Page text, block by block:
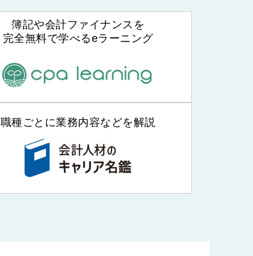
簿記や会計ファイナンスを
完全無料で学べるeラーニング
職種ごとに業務内容などを解説